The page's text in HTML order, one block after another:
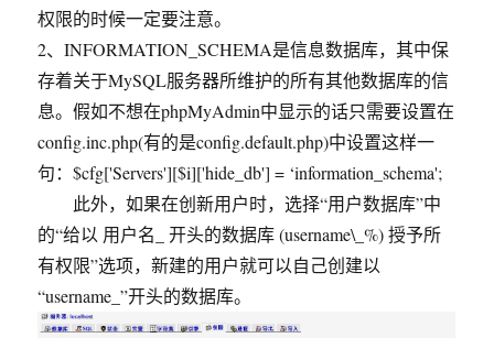
权限的时候一定要注意。
2、INFORMATION_SCHEMA是信息数据库，其中保
存着关于MySQL服务器所维护的所有其他数据库的信
息。假如不想在phpMyAdmin中显示的话只需要设置在
config.inc.php(有的是config.default.php)中设置这样一
句：$cfg['Servers'][$i]['hide_db'] = ‘information_schema';
此外，如果在创新用户时，选择“用户数据库”中
的“给以 用户名_ 开头的数据库 (username\_%) 授予所
有权限”选项，新建的用户就可以自己创建以
“username_”开头的数据库。